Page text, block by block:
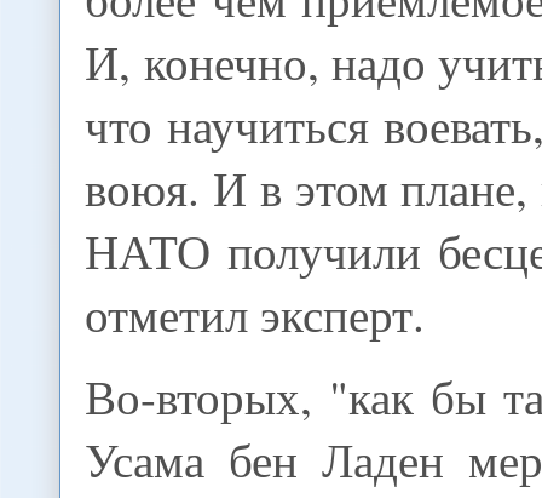
И, конечно, надо
что научиться
воюя. И в этом
НАТО получили
отметил эксперт.
Во-вторых, "как бы
Усама бен Ладен